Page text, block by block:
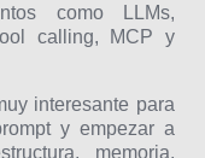
como LLMs,
calling, MCP y
interesante para
y empezar a
memoria,